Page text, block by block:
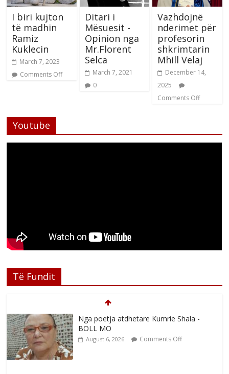
I biri kujton
të madhin
Ramiz
Kuklecin
March 7, 2023
Comments Off
Ditari i
Mësuesit -
Opinion nga
Mr.Florent
Selca
March 7, 2021
0
Vazhdojnë
nderimet për
profesorin
shkrimtarin
Mhill Velaj
December 14,
2025
Comments Off
Youtube
Të Fundit
Nga poetja atdhetare Kumrie Shala -
BOLL MO
August 6, 2026 Comments Off